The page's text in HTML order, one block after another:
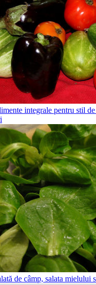
integrale pentru stil de
de câmp, salata mielului